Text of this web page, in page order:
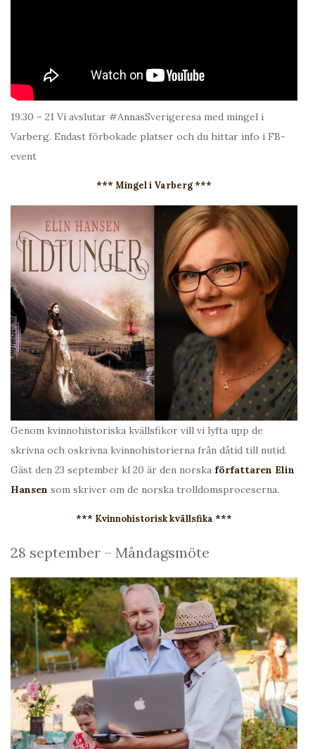
19.30 – 21 Vi avslutar #AnnasSverigeresa med mingel i
Varberg. Endast förbokade platser och du hittar info i FB-
event
*** Mingel i Varberg ***
Genom kvinnohistoriska kvällsfikor vill vi lyfta upp de
skrivna och oskrivna kvinnohistorierna från dåtid till nutid.
Gäst den 23 september kl 20 är den norska författaren Elin
Hansen som skriver om de norska trolldomsproceserna.
*** Kvinnohistorisk kvällsfika ***
28 september – Måndagsmöte